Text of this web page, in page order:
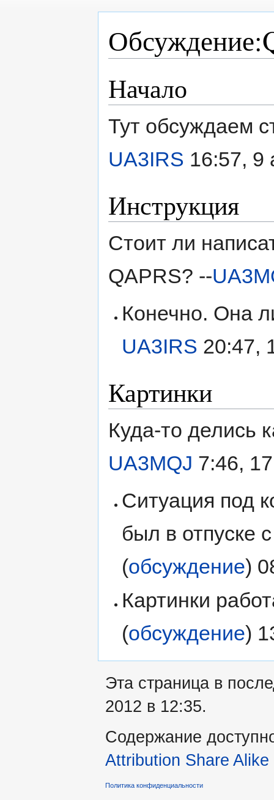
навигации
поиску
Начало
Тут обсуждаем
UA3IRS 16:57, 9
Инструкция
Стоит ли
QAPRS? --
Конечно. Она
UA3IRS 20:47,
Картинки
Куда-то делись
UA3MQJ 7:46,
Ситуация под
был в отпуске
(обсуждение)
Картинки
(обсуждение)
Эта страница в
2012 в 12:35.
Содержание
Attribution Share Alike
Политика конфиденциальности